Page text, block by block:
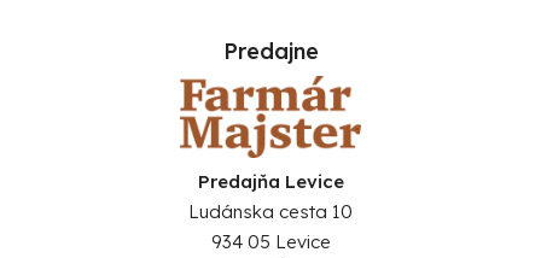
Predajne
Predajňa Levice
Ludánska cesta 10
934 05 Levice